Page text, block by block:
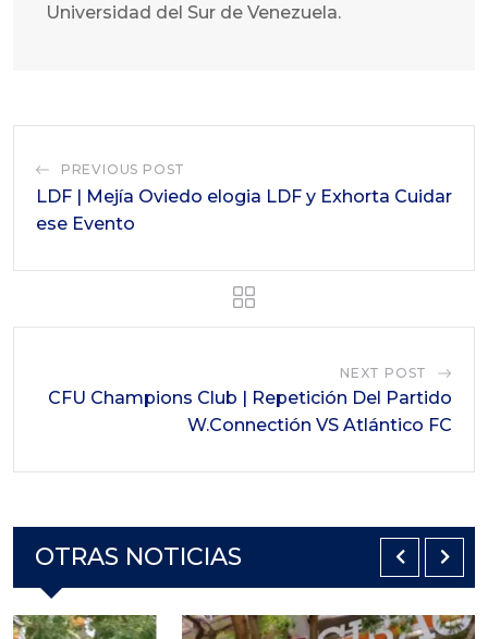
Universidad del Sur de Venezuela.
PREVIOUS POST
LDF | Mejía Oviedo elogia LDF y Exhorta Cuidar
ese Evento
NEXT POST
CFU Champions Club | Repetición Del Partido
W.Connectión VS Atlántico FC
OTRAS NOTICIAS